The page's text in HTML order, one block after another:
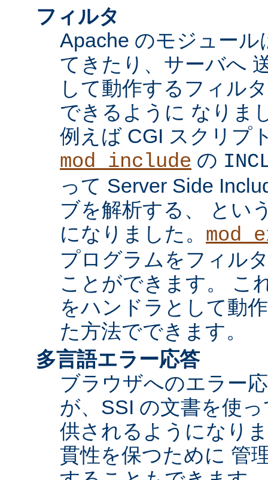
フィルタ
Apache のモジュー
てきたり、サーバへ
して動作するフィル
できるように なりま
例えば CGI スクリプ
mod_include の
って Server Side
ブを解析する、 とい
になりました。
プログラムをフィル
ことができます。 こ
をハンドラとして動
た方法でできます。
多言語エラー応答
ブラウザへのエラー
が、SSI の文書を使
供されるようになり
貫性を保つために 管